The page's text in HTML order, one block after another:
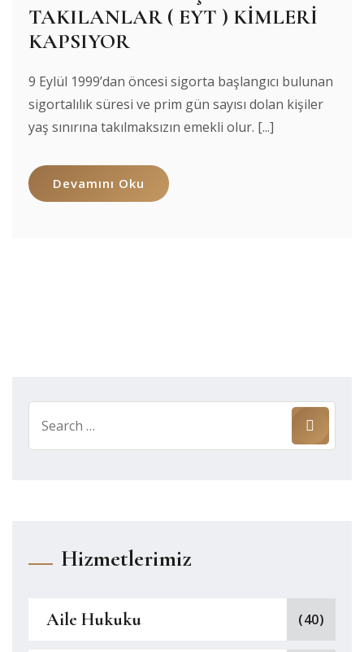
TAKILANLAR ( EYT ) KİMLERİ
KAPSIYOR
9 Eylül 1999’dan öncesi sigorta başlangıcı bulunan
sigortalılık süresi ve prim gün sayısı dolan kişiler
yaş sınırına takılmaksızın emekli olur. [...]
Devamını Oku
for:
Hizmetlerimiz
Aile Hukuku (40)